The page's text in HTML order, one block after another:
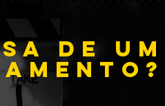
DE UM